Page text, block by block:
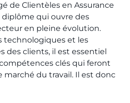
de Clientèles en Assurance
qui ouvre des
en pleine évolution.
technologiques et les
des clients, il est essentiel
clés qui feront
marché du travail. Il est donc